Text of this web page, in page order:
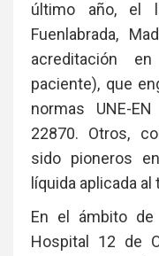
último año, el
Fuenlabrada,
acreditación
paciente), que
normas UNE-
22870. Otros,
sido pioneros
líquida aplicada
En el ámbito de
Hospital 12 de